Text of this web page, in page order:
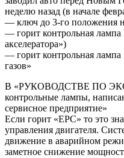
неделю назад (в начале
— ключ до 3-го положения
— горит контрольная лампа
акселератора»)
— горит контрольная лампа
газов»
В «РУКОВОДСТВЕ ПО
контрольные лампы,
сервисное предприятие»
Если горит «EPC» то это
управления двигателя.
движение в аварийном
заметное снижение